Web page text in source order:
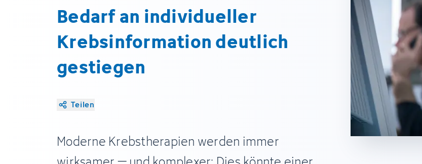
Bedarf an individueller
Krebsinformation deutlich
gestiegen
Teilen
Moderne Krebstherapien werden immer